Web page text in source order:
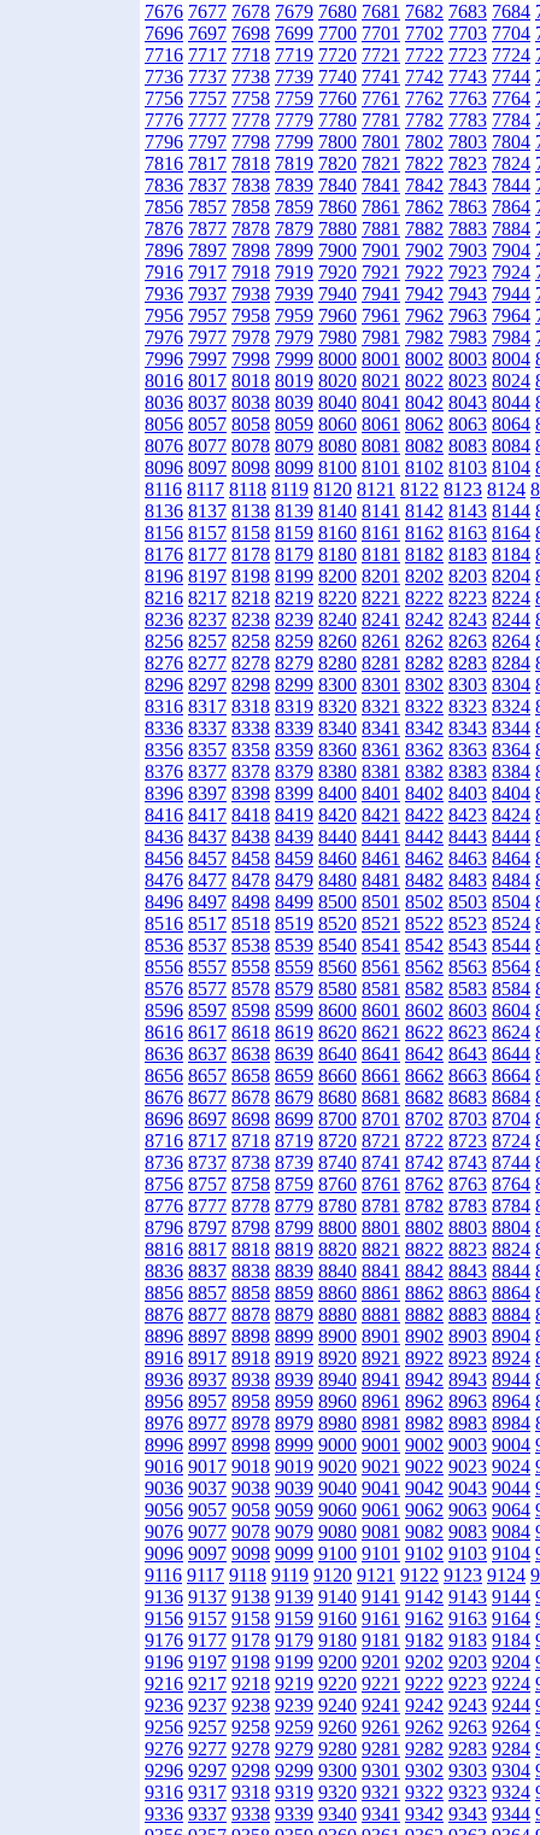
7676 7677 7678 7679 7680 7681 7682 7683 7684
7696 7697 7698 7699 7700 7701 7702 7703 7704
7716 7717 7718 7719 7720 7721 7722 7723 7724
7736 7737 7738 7739 7740 7741 7742 7743 7744
7756 7757 7758 7759 7760 7761 7762 7763 7764
7776 7777 7778 7779 7780 7781 7782 7783 7784
7796 7797 7798 7799 7800 7801 7802 7803 7804
7816 7817 7818 7819 7820 7821 7822 7823 7824
7836 7837 7838 7839 7840 7841 7842 7843 7844
7856 7857 7858 7859 7860 7861 7862 7863 7864
7876 7877 7878 7879 7880 7881 7882 7883 7884
7896 7897 7898 7899 7900 7901 7902 7903 7904
7916 7917 7918 7919 7920 7921 7922 7923 7924
7936 7937 7938 7939 7940 7941 7942 7943 7944
7956 7957 7958 7959 7960 7961 7962 7963 7964
7976 7977 7978 7979 7980 7981 7982 7983 7984
7996 7997 7998 7999 8000 8001 8002 8003 8004
8016 8017 8018 8019 8020 8021 8022 8023 8024
8036 8037 8038 8039 8040 8041 8042 8043 8044
8056 8057 8058 8059 8060 8061 8062 8063 8064
8076 8077 8078 8079 8080 8081 8082 8083 8084
8096 8097 8098 8099 8100 8101 8102 8103 8104
8116 8117 8118 8119 8120 8121 8122 8123 8124
8136 8137 8138 8139 8140 8141 8142 8143 8144
8156 8157 8158 8159 8160 8161 8162 8163 8164
8176 8177 8178 8179 8180 8181 8182 8183 8184
8196 8197 8198 8199 8200 8201 8202 8203 8204
8216 8217 8218 8219 8220 8221 8222 8223 8224
8236 8237 8238 8239 8240 8241 8242 8243 8244
8256 8257 8258 8259 8260 8261 8262 8263 8264
8276 8277 8278 8279 8280 8281 8282 8283 8284
8296 8297 8298 8299 8300 8301 8302 8303 8304
8316 8317 8318 8319 8320 8321 8322 8323 8324
8336 8337 8338 8339 8340 8341 8342 8343 8344
8356 8357 8358 8359 8360 8361 8362 8363 8364
8376 8377 8378 8379 8380 8381 8382 8383 8384
8396 8397 8398 8399 8400 8401 8402 8403 8404
8416 8417 8418 8419 8420 8421 8422 8423 8424
8436 8437 8438 8439 8440 8441 8442 8443 8444
8456 8457 8458 8459 8460 8461 8462 8463 8464
8476 8477 8478 8479 8480 8481 8482 8483 8484
8496 8497 8498 8499 8500 8501 8502 8503 8504
8516 8517 8518 8519 8520 8521 8522 8523 8524
8536 8537 8538 8539 8540 8541 8542 8543 8544
8556 8557 8558 8559 8560 8561 8562 8563 8564
8576 8577 8578 8579 8580 8581 8582 8583 8584
8596 8597 8598 8599 8600 8601 8602 8603 8604
8616 8617 8618 8619 8620 8621 8622 8623 8624
8636 8637 8638 8639 8640 8641 8642 8643 8644
8656 8657 8658 8659 8660 8661 8662 8663 8664
8676 8677 8678 8679 8680 8681 8682 8683 8684
8696 8697 8698 8699 8700 8701 8702 8703 8704
8716 8717 8718 8719 8720 8721 8722 8723 8724
8736 8737 8738 8739 8740 8741 8742 8743 8744
8756 8757 8758 8759 8760 8761 8762 8763 8764
8776 8777 8778 8779 8780 8781 8782 8783 8784
8796 8797 8798 8799 8800 8801 8802 8803 8804
8816 8817 8818 8819 8820 8821 8822 8823 8824
8836 8837 8838 8839 8840 8841 8842 8843 8844
8856 8857 8858 8859 8860 8861 8862 8863 8864
8876 8877 8878 8879 8880 8881 8882 8883 8884
8896 8897 8898 8899 8900 8901 8902 8903 8904
8916 8917 8918 8919 8920 8921 8922 8923 8924
8936 8937 8938 8939 8940 8941 8942 8943 8944
8956 8957 8958 8959 8960 8961 8962 8963 8964
8976 8977 8978 8979 8980 8981 8982 8983 8984
8996 8997 8998 8999 9000 9001 9002 9003 9004
9016 9017 9018 9019 9020 9021 9022 9023 9024
9036 9037 9038 9039 9040 9041 9042 9043 9044
9056 9057 9058 9059 9060 9061 9062 9063 9064
9076 9077 9078 9079 9080 9081 9082 9083 9084
9096 9097 9098 9099 9100 9101 9102 9103 9104
9116 9117 9118 9119 9120 9121 9122 9123 9124
9136 9137 9138 9139 9140 9141 9142 9143 9144
9156 9157 9158 9159 9160 9161 9162 9163 9164
9176 9177 9178 9179 9180 9181 9182 9183 9184
9196 9197 9198 9199 9200 9201 9202 9203 9204
9216 9217 9218 9219 9220 9221 9222 9223 9224
9236 9237 9238 9239 9240 9241 9242 9243 9244
9256 9257 9258 9259 9260 9261 9262 9263 9264
9276 9277 9278 9279 9280 9281 9282 9283 9284
9296 9297 9298 9299 9300 9301 9302 9303 9304
9316 9317 9318 9319 9320 9321 9322 9323 9324
9336 9337 9338 9339 9340 9341 9342 9343 9344